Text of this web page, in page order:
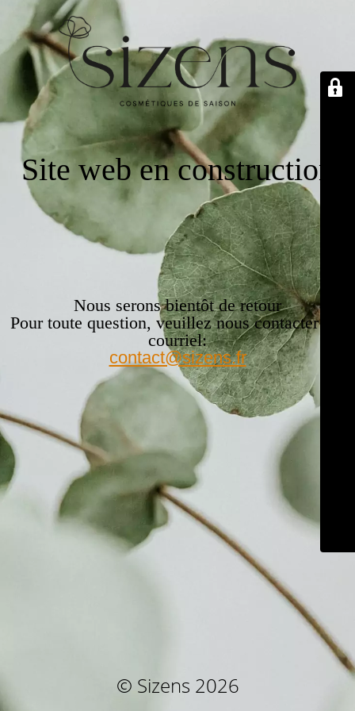
Site web en construction
Nous serons bientôt de retour
Pour toute question, veuillez nous contacter par
courriel:
contact@sizens.fr
© Sizens 2026